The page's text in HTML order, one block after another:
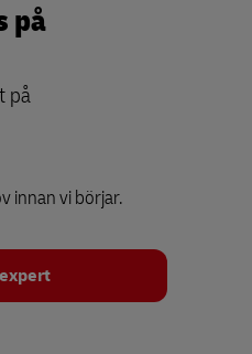
på
på
innan vi börjar.